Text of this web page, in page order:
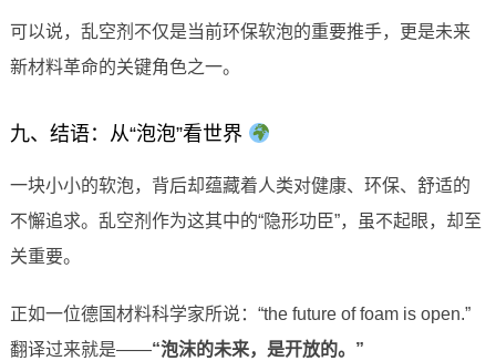
可以说，乱空剂不仅是当前环保软泡的重要推手，更是未来
新材料革命的关键角色之一。
九、结语：从“泡泡”看世界
一块小小的软泡，背后却蕴藏着人类对健康、环保、舒适的
不懈追求。乱空剂作为这其中的“隐形功臣”，虽不起眼，却至
关重要。
正如一位德国材料科学家所说：“the future of foam is open.”
翻译过来就是——“泡沫的未来，是开放的。”